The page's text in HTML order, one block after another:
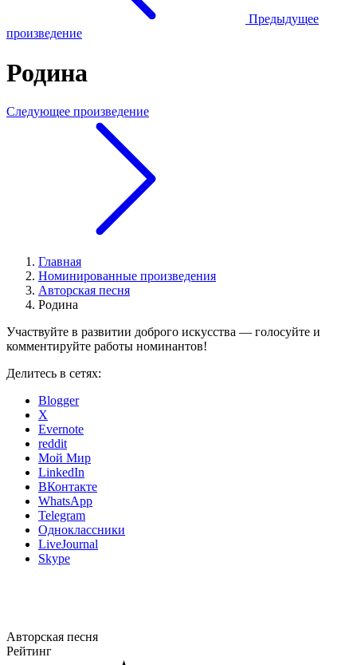
Предыдущее
произведение
Родина
Следующее произведение
Главная
Номинированные произведения
Авторская песня
Родина
Участвуйте в развитии доброго искусства — голосуйте и
комментируйте работы номинантов!
Делитесь в сетях:
Blogger
X
Evernote
reddit
Мой Мир
LinkedIn
ВКонтакте
WhatsApp
Telegram
Одноклассники
LiveJournal
Skype
Авторская песня
Рейтинг